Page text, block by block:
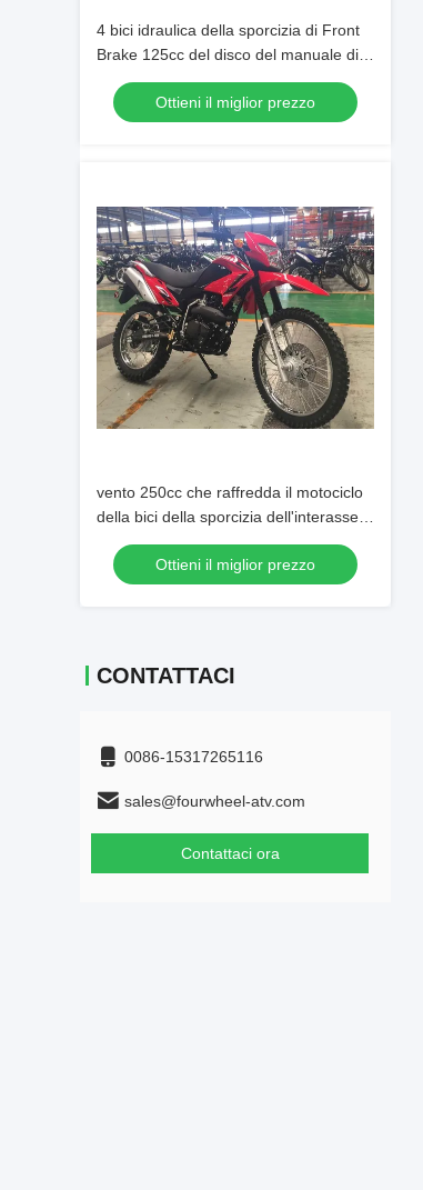
4 bici idraulica della sporcizia di Front
Brake 125cc del disco del manuale di
velocità
Ottieni il miglior prezzo
vento 250cc che raffredda il motociclo
della bici della sporcizia dell'interasse
di 1370mm
Ottieni il miglior prezzo
CONTATTACI
0086-15317265116
sales@fourwheel-atv.com
Contattaci ora